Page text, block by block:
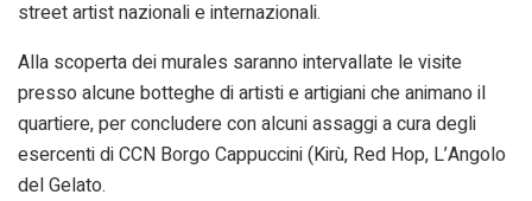
street artist nazionali e internazionali.
Alla scoperta dei murales saranno intervallate le visite
presso alcune botteghe di artisti e artigiani che animano il
quartiere, per concludere con alcuni assaggi a cura degli
esercenti di CCN Borgo Cappuccini (Kirù, Red Hop, L’Angolo
del Gelato.